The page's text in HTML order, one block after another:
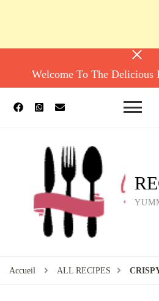
Welcome To The Delicious
Accueil ALL RECIPES